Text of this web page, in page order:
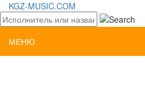
KGZ-MUSIC.COM
МЕНЮ